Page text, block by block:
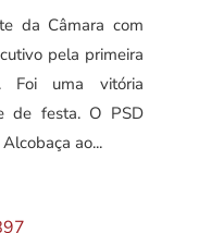
da Câmara com
pela primeira
Foi uma vitória
de festa. O PSD
ao...